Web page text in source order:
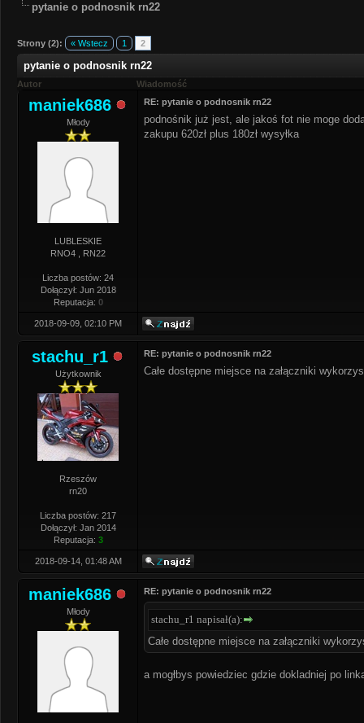
pytanie o podnosnik rn22
Strony (2): « Wstecz 1 2
pytanie o podnosnik rn22
Autor Wiadomość
maniek686
Młody
LUBLESKIE
RNO4 , RN22
Liczba postów: 24
Dołączył: Jun 2018
Reputacja: 0
RE: pytanie o podnosnik rn22
podnośnik już jest, ale jakoś fot nie moge
zakupu 620zł plus 180zł wysyłka
2018-09-09, 02:10 PM
stachu_r1
Użytkownik
Rzeszów
rn20
Liczba postów: 217
Dołączył: Jan 2014
Reputacja: 3
RE: pytanie o podnosnik rn22
Całe dostępne miejsce na załączniki
2018-09-14, 01:48 AM
maniek686
Młody
RE: pytanie o podnosnik rn22
stachu_r1 napisał(a):
Całe dostępne miejsce na załączniki
a mogłbys powiedziec gdzie dokladniej po